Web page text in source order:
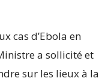
cas d’Ebola en
a sollicité et
sur les lieux à la